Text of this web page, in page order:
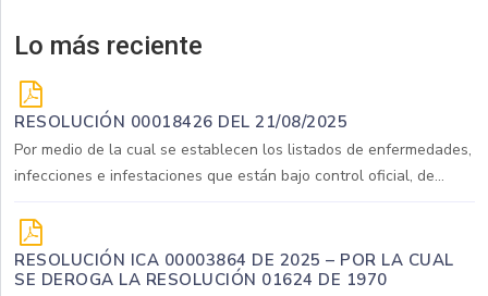
Lo más reciente
RESOLUCIÓN 00018426 DEL 21/08/2025
Por medio de la cual se establecen los listados de enfermedades,
infecciones e infestaciones que están bajo control oficial, de...
RESOLUCIÓN ICA 00003864 DE 2025 – POR LA CUAL
SE DEROGA LA RESOLUCIÓN 01624 DE 1970